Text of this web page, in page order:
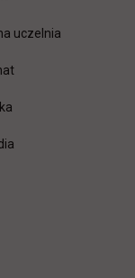
uczelnia